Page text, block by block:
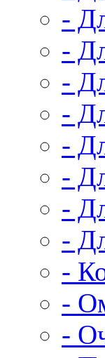
-
-
-
-
-
-
-
-
-
-
-